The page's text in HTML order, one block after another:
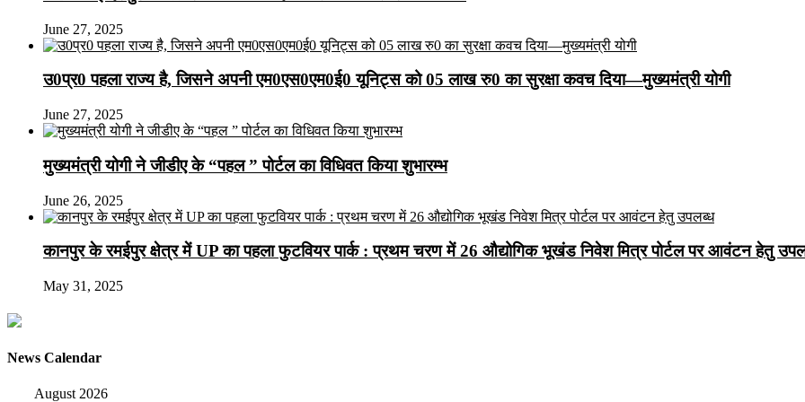
June 27, 2025
उ0प्र0 पहला राज्य है, जिसने अपनी एम0एस0एम0ई0 यूनिट्स को 05 लाख रु0 का सुरक्षा कवच दिया—मुख्यमंत्री योगी
June 27, 2025
मुख्यमंत्री योगी ने जीडीए के “पहल ” पोर्टल का विधिवत किया शुभारम्भ
June 26, 2025
कानपुर के रमईपुर क्षेत्र में UP का पहला फुटवियर पार्क : प्रथम चरण में 26 औद्योगिक भूखंड निवेश मित्र पोर्टल पर आवंटन हेतु
May 31, 2025
News Calendar
August 2026